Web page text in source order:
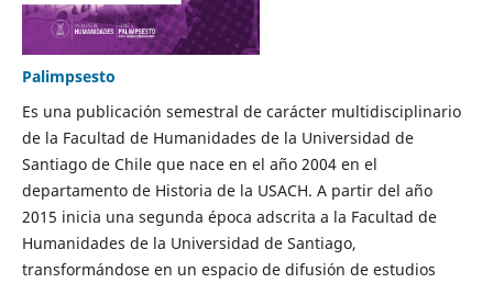
Palimpsesto
Es una publicación semestral de carácter multidisciplinario
de la Facultad de Humanidades de la Universidad de
Santiago de Chile que nace en el año 2004 en el
departamento de Historia de la USACH. A partir del año
2015 inicia una segunda época adscrita a la Facultad de
Humanidades de la Universidad de Santiago,
transformándose en un espacio de difusión de estudios